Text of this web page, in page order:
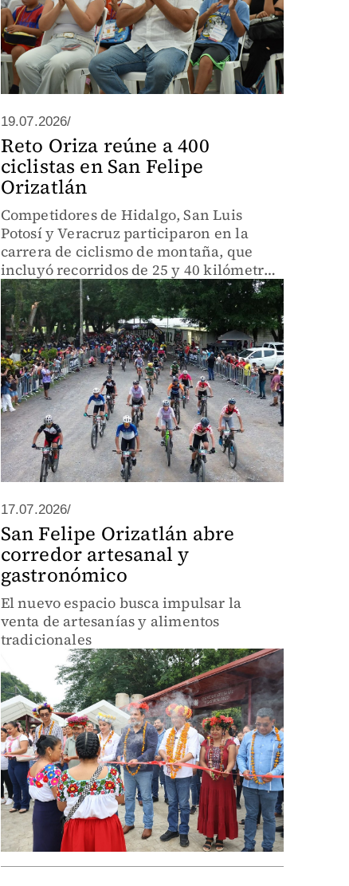
19.07.2026/
Reto Oriza reúne a 400
ciclistas en San Felipe
Orizatlán
Competidores de Hidalgo, San Luis
Potosí y Veracruz participaron en la
carrera de ciclismo de montaña, que
incluyó recorridos de 25 y 40 kilómetros,
además de categorías infantiles
17.07.2026/
San Felipe Orizatlán abre
corredor artesanal y
gastronómico
El nuevo espacio busca impulsar la
venta de artesanías y alimentos
tradicionales